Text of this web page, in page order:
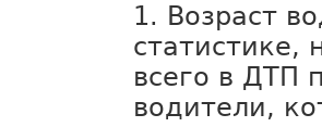
Возраст
статистике,
всего в ДТП
водители,